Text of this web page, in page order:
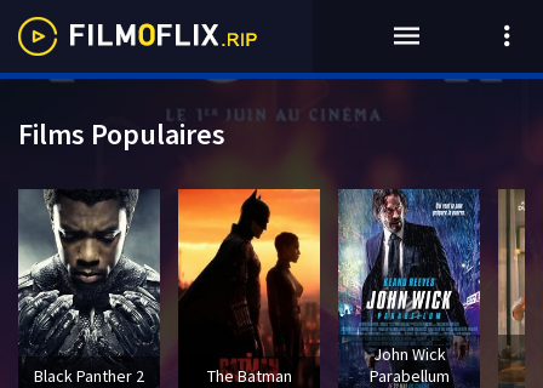
Films Populaires
Black Panther 2 The Batman
John Wick
Parabellum